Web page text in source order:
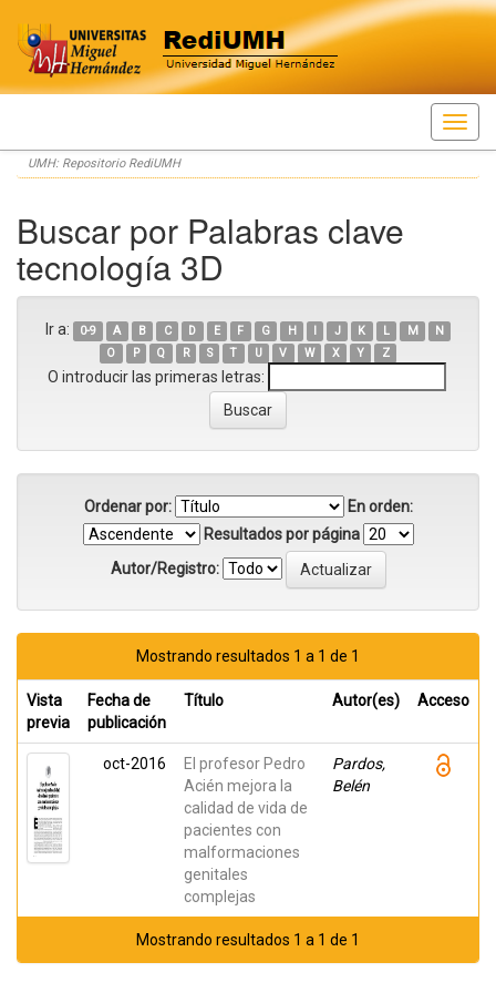
Skip
navigation
UMH: Repositorio RediUMH
Buscar por Palabras clave
tecnología 3D
Ir a: 0-9 A B C D E F G H I J K L M
N
O
P Q R S T U V W X Y Z
O introducir las primeras letras:
Ordenar por:
En orden:
Resultados por página
Autor/Registro:
Mostrando resultados 1 a 1 de 1
Vista
previa
Fecha de
publicación
Título Autor(es) Acceso
oct-2016
El profesor Pedro
Acién mejora la
calidad de vida de
pacientes con
malformaciones
genitales
complejas
Pardos,
Belén
Mostrando resultados 1 a 1 de 1